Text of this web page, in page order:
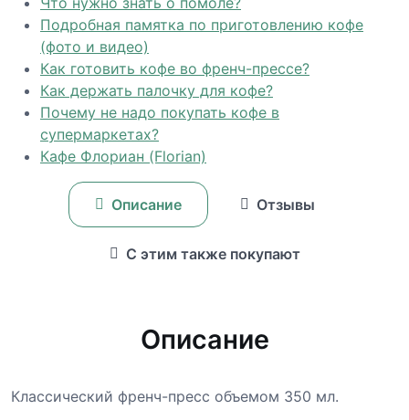
Подробная памятка по приготовлению кофе
(фото и видео)
Как готовить кофе во френч-прессе?
Как держать палочку для кофе?
Почему не надо покупать кофе в
супермаркетах?
Кафе Флориан (Florian)
Описание Отзывы
С этим также покупают
Описание
Классический френч-пресс объемом 350 мл.